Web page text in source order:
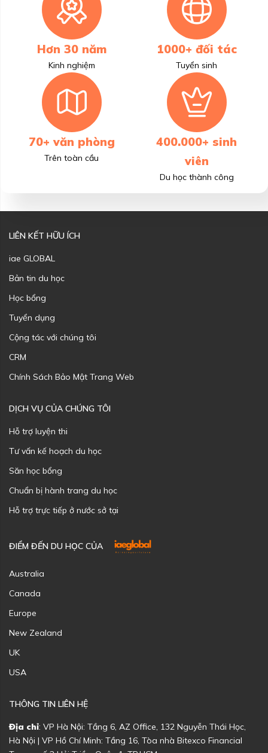
Hơn 30 năm
Kinh nghiệm
1000+ đối tác
Tuyển sinh
70+ văn phòng
Trên toàn cầu
400.000+ sinh
viên
Du học thành công
LIÊN KẾT HỮU ÍCH
iae GLOBAL
Bản tin du học
Học bổng
Tuyển dụng
Cộng tác với chúng tôi
CRM
Chính Sách Bảo Mật Trang Web
DỊCH VỤ CỦA CHÚNG TÔI
Hỗ trợ luyện thi
Tư vấn kế hoạch du học
Săn học bổng
Chuẩn bị hành trang du học
Hỗ trợ trực tiếp ở nước sở tại
ĐIỂM ĐẾN DU HỌC CỦA
Australia
Canada
Europe
New Zealand
UK
USA
THÔNG TIN LIÊN HỆ
Địa chỉ: VP Hà Nội: Tầng 6, AZ Office, 132 Nguyễn Thái Học,
Hà Nội | VP Hồ Chí Minh: Tầng 16, Tòa nhà Bitexco Financial